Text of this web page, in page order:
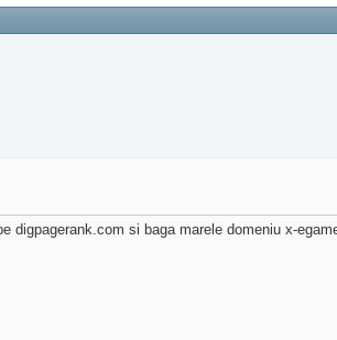
digpagerank.com si baga marele domeniu x-